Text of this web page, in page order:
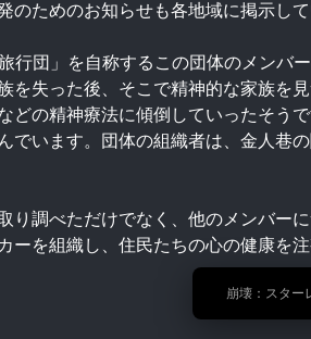
🎉 崩壊：スタ
ためのお知らせも各地域に掲示して
行団」を自称するこの団体のメンバ
失った後、そこで精神的な家族を
の精神療法に傾倒していったそう
います。団体の組織者は、金人巷
調べただけでなく、他のメンバー
を組織し、住民たちの心の健康を